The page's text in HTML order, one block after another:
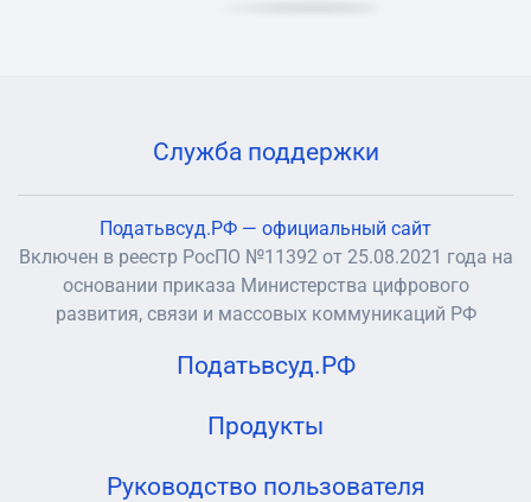
Служба поддержки
Податьвсуд.РФ — официальный сайт
Включен в реестр РосПО №11392 от 25.08.2021 года на
основании приказа Министерства цифрового
развития, связи и массовых коммуникаций РФ
Податьвсуд.РФ
Продукты
Руководство пользователя